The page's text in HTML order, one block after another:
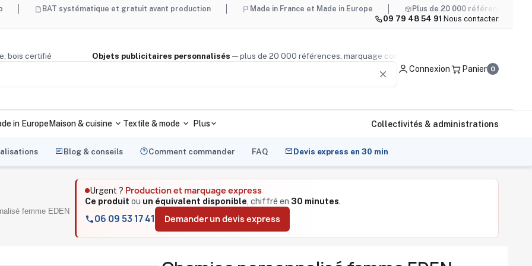
systématique et gratuit avant production Made in France et Made in Europe
Plus de 20 000 références, marquage
09 79 48 54 91 · Nous contacter
liège, bois certifié Objets publicitaires personnalisés — plus de 20 000 références, marquage compris
clear Connexion Panier 0
in EuropeMaison & cuisine Textile & mode Plus Collectivités & administrations
Blog & conseils Comment commander FAQ Devis express en 30 min
femme EDEN
Urgent ? Production et marquage express
Ce produit ou un équivalent disponible, chiffré en 30 minutes.
06 09 53 17 41 Demander un devis express